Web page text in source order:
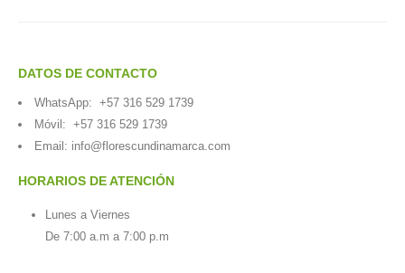
DATOS DE CONTACTO
WhatsApp: +57 316 529 1739
Móvil: +57 316 529 1739
Email: info@florescundinamarca.com
HORARIOS DE ATENCIÓN
Lunes a Viernes
De 7:00 a.m a 7:00 p.m